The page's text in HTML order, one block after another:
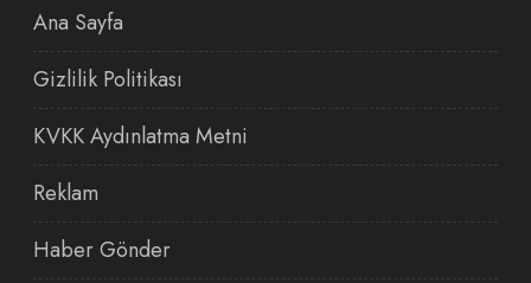
Ana Sayfa
Gizlilik Politikası
KVKK Aydınlatma Metni
Reklam
Haber Gönder